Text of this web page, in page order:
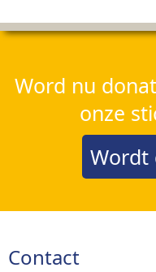
Word nu
onze
Wordt
Contact